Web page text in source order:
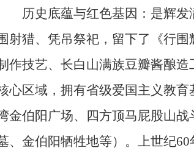
历史底蕴与红色基因：是辉发
射猎、凭吊祭祀，留下了《行
作技艺、长白山满族豆瓣酱酿
心区域，拥有省级爱国主义教
金伯阳广场、四方顶马屁股山
、金伯阳牺牲地等）。上世纪